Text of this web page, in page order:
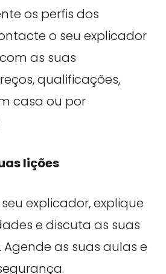
os perfis dos
o seu explicador
as suas
qualificações,
casa ou por
lições
explicador, explique
e discuta as suas
as suas aulas e